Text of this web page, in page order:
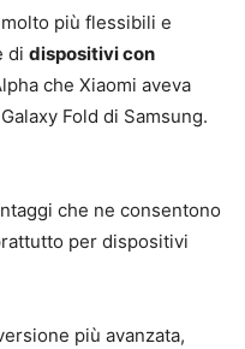
più flessibili e
di dispositivi con
che Xiaomi aveva
Fold di Samsung.
che ne consentono
per dispositivi
più avanzata,